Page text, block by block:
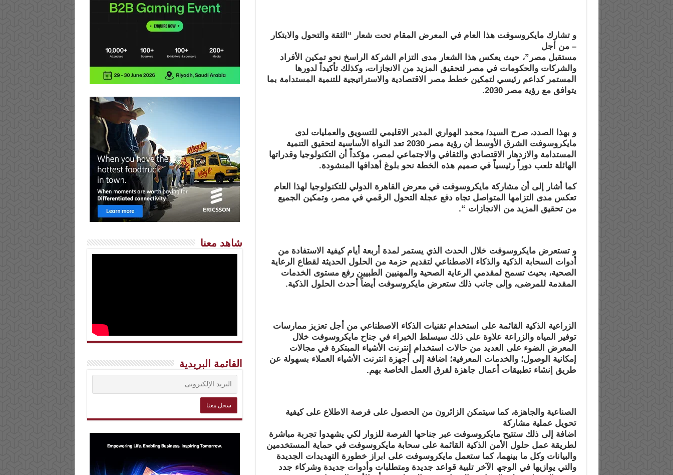
و تشارك مایكروسوفت ھذا العام في المعرض المقام تحت شعار “الثقة والتحول والابتكار
– من أجل
مستقبل مصر”، حیث یعكس ھذا الشعار مدى التزام الشركة الراسخ نحو تمكین الأفراد
والشركات والحكومات فيمصر لتحقیق المزید من الانجازات، وكذلك تأكیداً لدورھا
المستمر كداعم رئیسي لتمكین خطط مصر الاقتصادیةوالاستراتیجیة للتنمیة المستدامة بما
یتوافق مع رؤیة مصر 2030.
و بھذا الصدد، صرح السید/ محمد الھواري المدیر الاقلیمي للتسویق والعملیات لدى
مایكروسوفت الشرق الأوسط
أن رؤیة مصر 2030 تعد النواة الأساسیة لتحقیق التنمیة
المستدامة والازدھار الاقتصادي والثقافي والاجتماعيلمصر، مؤكداً أن التكنولوجیا وقدراتھا
الھائلة تلعب دوراً رئیسیاً في صمیم ھذه الخطة نحو بلوغ أھدافھا المنشودة.
كما أشار إلى أن مشاركة مایكروسوفت في معرض القاھرة الدولي للتكنولوجیا لھذا العام
تعكس مدى التزامھا المتواصل تجاه دفع عجلة التحول الرقمي في مصر، وتمكین الجمیع
من تحقیق المزید من الانجازات “.
و تستعرض مایكروسوفت خلال الحدث الذي یستمر لمدة أربعة أیام كیفیة الاستفادة من
أدوات السحابة الذكیة والذكاء
الاصطناعي لتقدیم حزمة من الحلول الحدیثة لقطاع الرعایة
الصحیة، بحیث تسمح لمقدمي الرعایة الصحیة والمھنیین الطبیین رفع مستوى الخدمات
المقدمة للمرضى، وإلى جانب ذلك ستعرض مایكروسوفت أیضاً أحدث الحلول الذكیة.
الزراعیة الذكیة القائمة على استخدام تقنیات الذكاء الاصطناعي من أجل تعزیز ممارسات
توفیر المیاه والزراعةعلاوة على ذلك سیسلط الخبراء في جناح مایكروسوفت خلال
المعرض الضوء على العدید من حالات استخدام إنترنت الأشیاء المبتكرة في مجالات
إمكانیة الوصول؛ والخدمات المعرفیة؛ اضافة إلى أجھزة انترنت الأشیاء العملاء بسھولة عن
طریق إنشاء تطبیقات أعمال جاھزة لفرق العمل الخاصة بھم.
الصناعیة والجاھزة، كما سیتمكن الزائرون من الحصول على فرصة الاطلاع على كیفیة
تحویل عملیة مشاركة
اضافة إلى ذلك ستتیح مایكروسوفت عبر جناحھا الفرصة للزوار لكي یشھدوا تجربة مباشرة
لطریقة عمل حلول
الأمن الذكیة القائمة على سحابة مایكروسوفت في حمایة المستخدمین
والبیانات وكل ما بینھما، كما ستعملمایكروسوفت على ابراز خطورة التھدیدات الجدیدة
والتي یوازیھا في الوجھ الآخر تلبیة قواعد جدیدة ومتطلباتوأدوات جدیدة وشركاء جدد
شاهد معنا
القائمة البريدية